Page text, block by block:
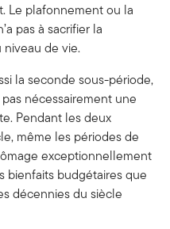
Le plafonnement ou la
pas à sacrifier la
de vie.
la seconde sous-période,
nécessairement une
Pendant les deux
même les périodes de
exceptionnellement
bienfaits budgétaires que
décennies du siècle